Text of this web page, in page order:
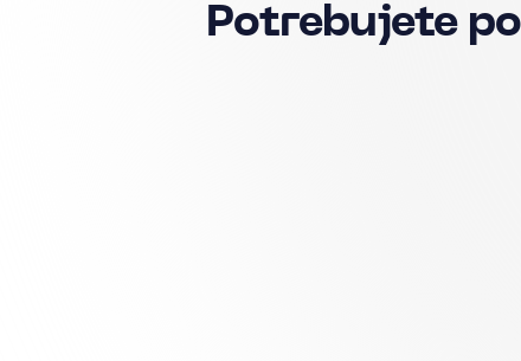
Potrebujete